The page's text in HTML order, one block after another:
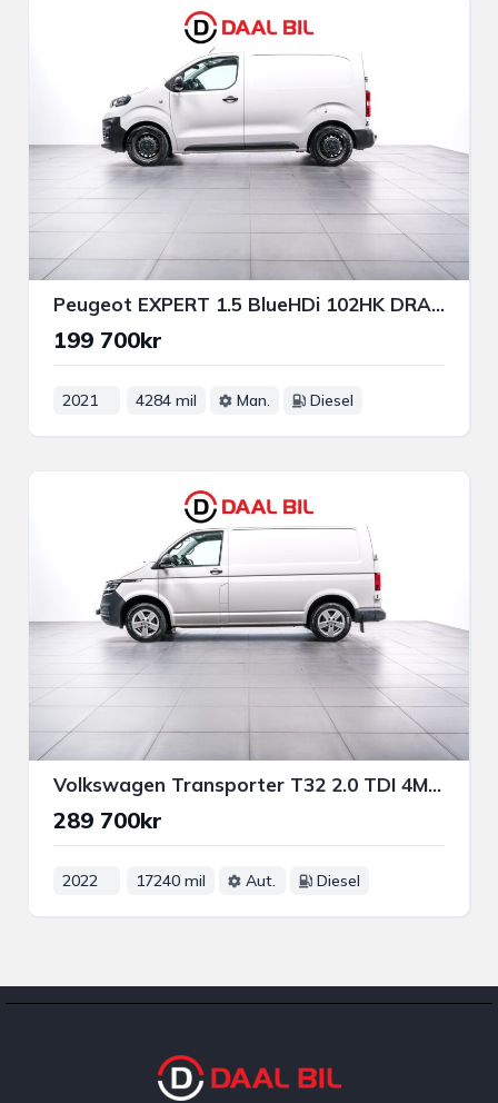
Peugeot EXPERT 1.5 BlueHDi 102HK DRAG P-VÄRM FARTHÅLLARE BT
199 700kr
2021 4284 mil Man. Diesel
Volkswagen Transporter T32 2.0 TDI 4M 150HK DRAG VÄRM PSENS
289 700kr
2022 17240 mil Aut. Diesel